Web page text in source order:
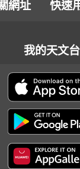
網址
快速
我的天文台